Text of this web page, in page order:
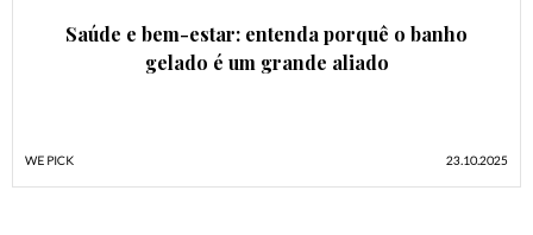
Saúde e bem-estar: entenda porquê o banho
gelado é um grande aliado
23.10.2025
WE PICK